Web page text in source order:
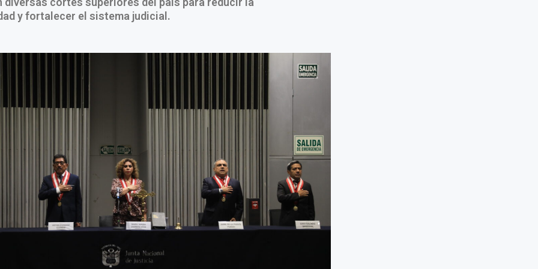
y fortalecer el sistema judicial.